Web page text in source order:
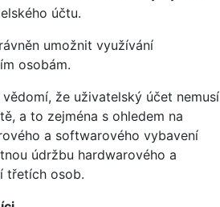
účtu.
umožnit využívání
osobám.
že uživatelský účet nemusí
a to zejména s ohledem na
a softwarového vybavení
údržbu hardwarového a
třetích osob.